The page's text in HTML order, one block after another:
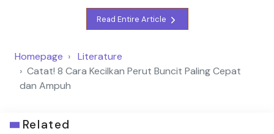
Read Entire Article
Homepage
Literature
Catat! 8 Cara Kecilkan Perut Buncit Paling Cepat
dan Ampuh
Related